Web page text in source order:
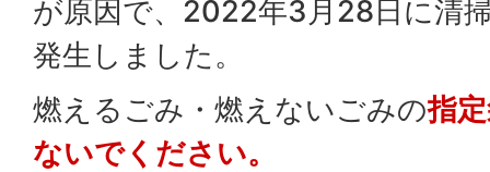
が原因で、2022年3月28日に清
発生しました。
燃えるごみ・燃えないごみの指
ないでください。